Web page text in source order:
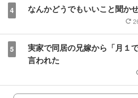
4 なんかどうでもいいこと聞か
5
実家で同居の兄嫁から「月１
言われた